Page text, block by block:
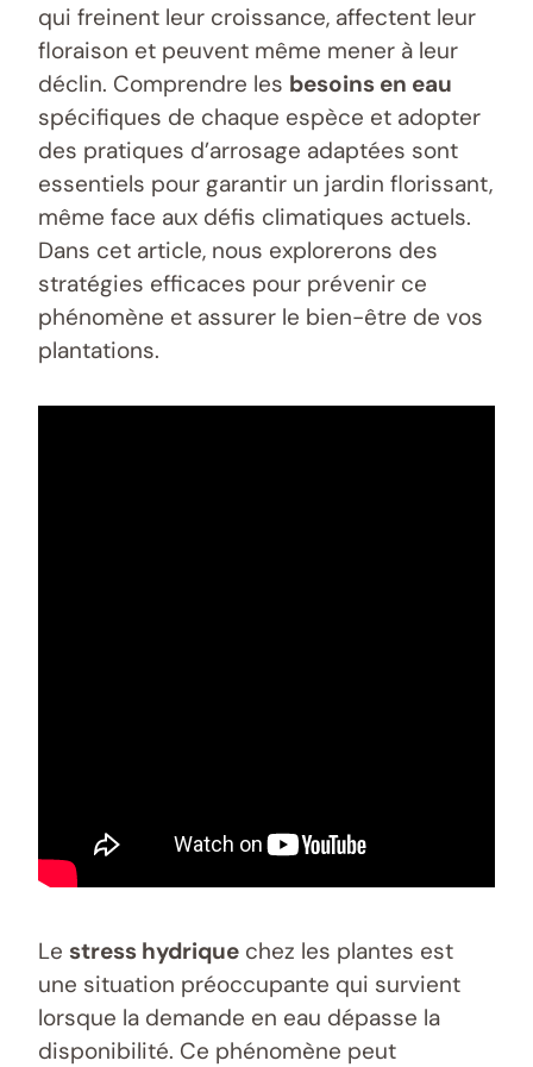
qui freinent leur croissance, affectent leur
floraison et peuvent même mener à leur
déclin. Comprendre les besoins en eau
spécifiques de chaque espèce et adopter
des pratiques d’arrosage adaptées sont
essentiels pour garantir un jardin florissant,
même face aux défis climatiques actuels.
Dans cet article, nous explorerons des
stratégies efficaces pour prévenir ce
phénomène et assurer le bien-être de vos
plantations.
Le stress hydrique chez les plantes est
une situation préoccupante qui survient
lorsque la demande en eau dépasse la
disponibilité. Ce phénomène peut